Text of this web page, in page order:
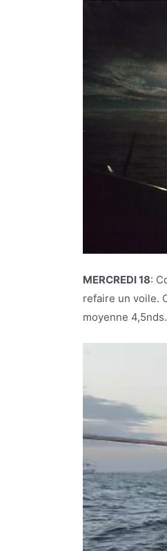
MERCREDI 18:
refaire un voile.
moyenne 4,5nds.